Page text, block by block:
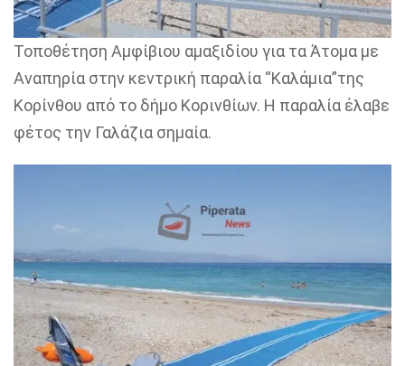
Τοποθέτηση Αμφίβιου αμαξιδίου για τα Άτομα με
Αναπηρία στην κεντρική παραλία “Καλάμια”της
Κορίνθου από το δήμο Κορινθίων. Η παραλία έλαβε
φέτος την Γαλάζια σημαία.